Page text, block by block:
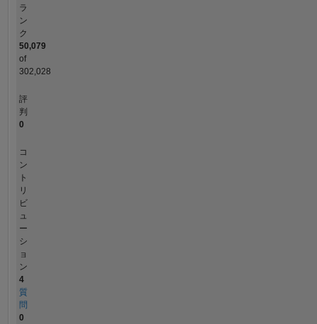
ラ
ン
ク
50,079
of
302,028
評
判
0
コ
ン
ト
リ
ビ
ュ
ー
シ
ョ
ン
4
質
問
0